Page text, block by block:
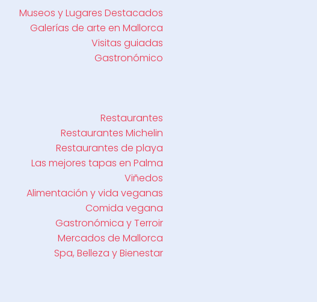
Museos y Lugares Destacados
Galerías de arte en Mallorca
Visitas guiadas
Gastronómico
Restaurantes
Restaurantes Michelin
Restaurantes de playa
Las mejores tapas en Palma
Viñedos
Alimentación y vida veganas
Comida vegana
Gastronómica y Terroir
Mercados de Mallorca
Spa, Belleza y Bienestar